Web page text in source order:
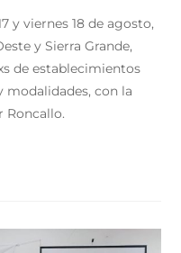
y viernes 18 de agosto,
y Sierra Grande,
de establecimientos
modalidades, con la
Roncallo.